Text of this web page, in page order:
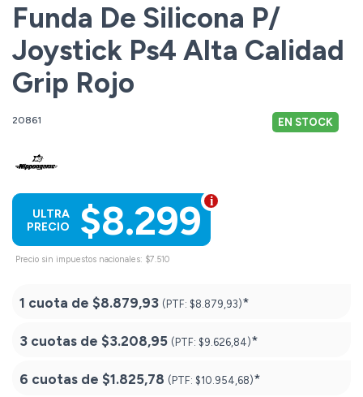
Funda De Silicona P/
Joystick Ps4 Alta Calidad
Grip Rojo
20861 EN STOCK
$8.299
ULTRA
PRECIO
Precio sin impuestos nacionales: $7.510
1 cuota de $8.879,93 (PTF: $8.879,93)*
3 cuotas de $3.208,95 (PTF: $9.626,84)*
6 cuotas de $1.825,78 (PTF: $10.954,68)*